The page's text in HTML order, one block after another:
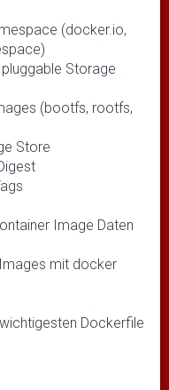
(docker.io,
Storage
(bootfs, rootfs,
Store
Image Daten
mit docker
Dockerfile